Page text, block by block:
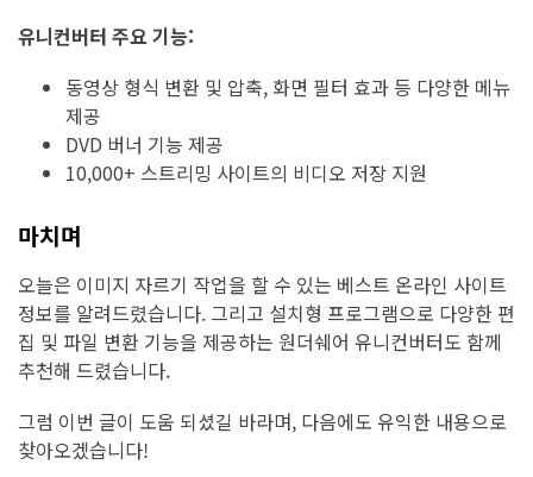
유니컨버터 주요 기능:
동영상 형식 변환 및 압축, 화면 필터 효과 등 다양한 메뉴
제공
DVD 버너 기능 제공
10,000+ 스트리밍 사이트의 비디오 저장 지원
마치며
오늘은 이미지 자르기 작업을 할 수 있는 베스트 온라인 사이트
정보를 알려드렸습니다. 그리고 설치형 프로그램으로 다양한 편
집 및 파일 변환 기능을 제공하는 원더쉐어 유니컨버터도 함께
추천해 드렸습니다.
그럼 이번 글이 도움 되셨길 바라며, 다음에도 유익한 내용으로
찾아오겠습니다!